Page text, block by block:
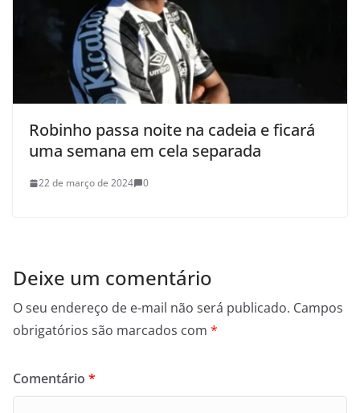
Robinho passa noite na cadeia e ficará
uma semana em cela separada
22 de março de 2024 0
Deixe um comentário
O seu endereço de e-mail não será publicado. Campos
obrigatórios são marcados com *
Comentário *